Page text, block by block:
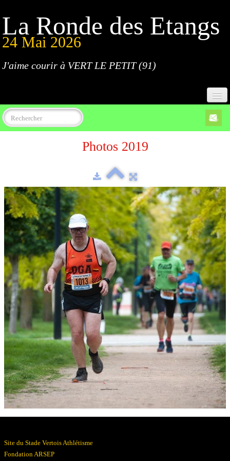
La Ronde des Etangs
24 Mai 2026
J'aime courir à VERT LE PETIT (91)
Accueil
Règlement
Parcours
Résultats
Devenez bénévoles
Partenaires
Photos ▼
Photos 2019
Site du Stade Vertois Athlétisme
Fondation ARSEP